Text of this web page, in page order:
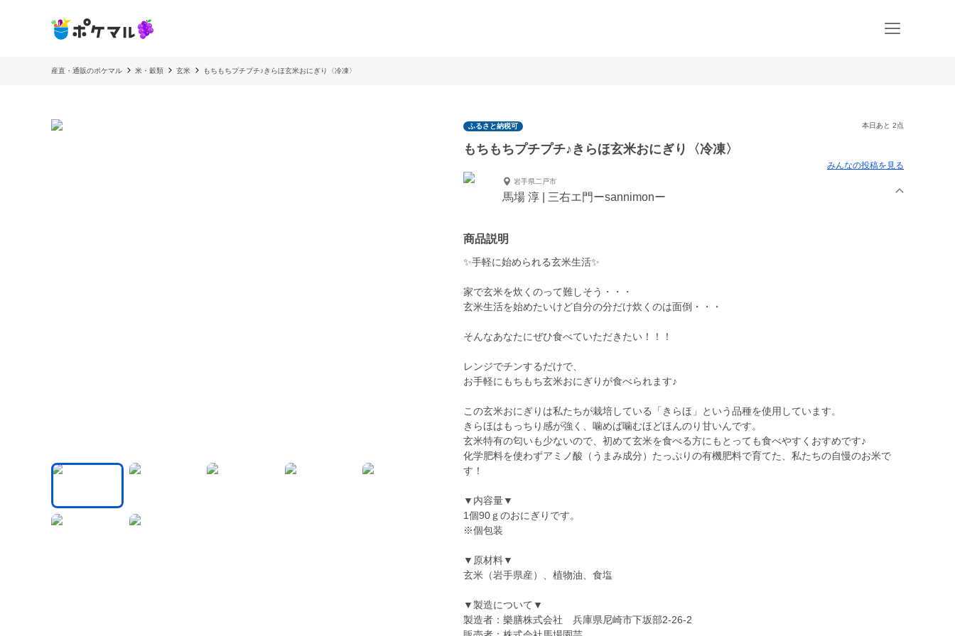
産直・通販のポケマル 米・穀類 玄米 もちもちプチプチ♪きらほ玄米おにぎり〈冷凍〉
ふるさと納税可 本日あと 2点
もちもちプチプチ♪きらほ玄米おにぎり〈冷凍〉
みんなの投稿を見る
岩手県二戸市
馬場 淳 | 三右エ門ーsannimonー
商品説明
✨手軽に始められる玄米生活✨
家で玄米を炊くのって難しそう・・・
玄米生活を始めたいけど自分の分だけ炊くのは面倒・・・
そんなあなたにぜひ食べていただきたい！！！
レンジでチンするだけで、
お手軽にもちもち玄米おにぎりが食べられます♪
この玄米おにぎりは私たちが栽培している「きらほ」という品種を使用しています。
きらほはもっちり感が強く、噛めば噛むほどほんのり甘いんです。
玄米特有の匂いも少ないので、初めて玄米を食べる方にもとっても食べやすくおすめです♪
化学肥料を使わずアミノ酸（うまみ成分）たっぷりの有機肥料で育てた、私たちの自慢のお米で
す！
▼内容量▼
1個90ｇのおにぎりです。
※個包装
▼原材料▼
玄米（岩手県産）、植物油、食塩
▼製造について▼
製造者：樂膳株式会社 兵庫県尼崎市下坂部2-26-2